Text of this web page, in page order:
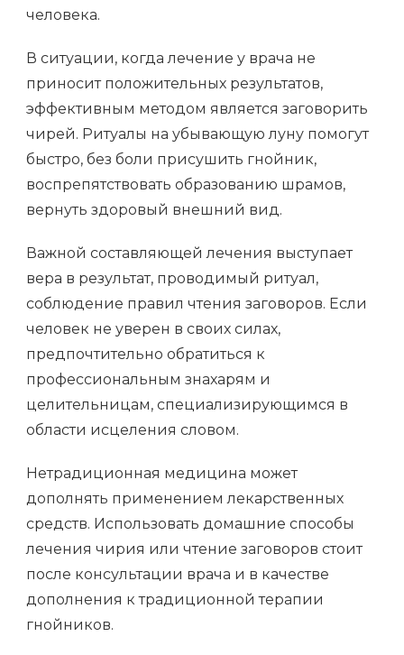
человека.
В ситуации, когда лечение у врача не
приносит положительных результатов,
эффективным методом является заговорить
чирей. Ритуалы на убывающую луну помогут
быстро, без боли присушить гнойник,
воспрепятствовать образованию шрамов,
вернуть здоровый внешний вид.
Важной составляющей лечения выступает
вера в результат, проводимый ритуал,
соблюдение правил чтения заговоров. Если
человек не уверен в своих силах,
предпочтительно обратиться к
профессиональным знахарям и
целительницам, специализирующимся в
области исцеления словом.
Нетрадиционная медицина может
дополнять применением лекарственных
средств. Использовать домашние способы
лечения чирия или чтение заговоров стоит
после консультации врача и в качестве
дополнения к традиционной терапии
гнойников.